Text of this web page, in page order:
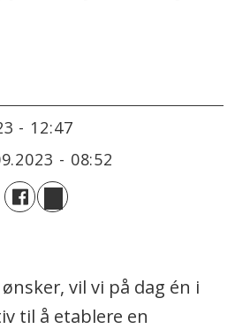
- 12:47
- 08:52
vil vi på dag én i
til å etablere en